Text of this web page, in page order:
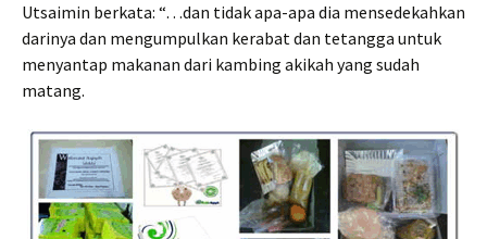
Utsaimin berkata: “…dan tidak apa-apa dia mensedekahkan
darinya dan mengumpulkan kerabat dan tetangga untuk
menyantap makanan dari kambing akikah yang sudah
matang.